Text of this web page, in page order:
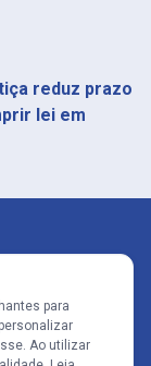
reduz prazo
lei em
para
Ao utilizar